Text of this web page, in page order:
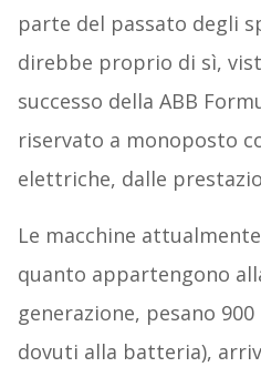
parte del passato degli
direbbe proprio di sì,
successo della ABB
riservato a monoposto
elettriche, dalle
Le macchine
quanto appartengono
generazione, pesano
dovuti alla batteria),